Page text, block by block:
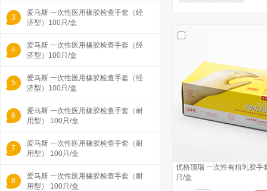
3
爱马斯 一次性医用橡胶检查手套（经
济型）100只/盒
4
爱马斯 一次性医用橡胶检查手套（经
济型）100只/盒
5
爱马斯 一次性医用橡胶检查手套（经
济型）100只/盒
6
爱马斯 一次性医用橡胶检查手套（耐
用型） 100只/盒
7
爱马斯 一次性医用橡胶检查手套（耐
用型） 100只/盒
8
爱马斯 一次性医用橡胶检查手套（耐
用型） 100只/盒
优格顶瑞 一次性有粉乳胶手
只/盒